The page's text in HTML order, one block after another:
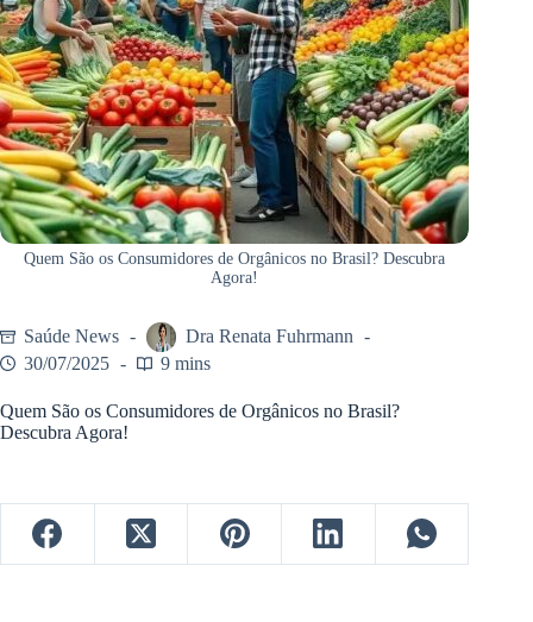
Quem São os Consumidores de Orgânicos no Brasil? Descubra
Agora!
Saúde News
Dra Renata Fuhrmann
30/07/2025
9 mins
Quem São os Consumidores de Orgânicos no Brasil?
Descubra Agora!